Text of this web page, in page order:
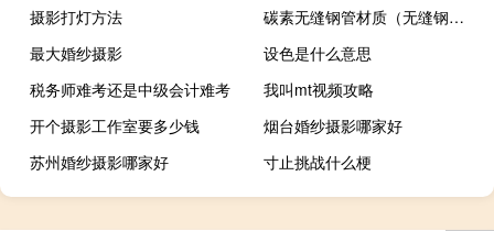
摄影打灯方法
碳素无缝钢管材质（无缝钢管材质）
最大婚纱摄影
设色是什么意思
税务师难考还是中级会计难考
我叫mt视频攻略
开个摄影工作室要多少钱
烟台婚纱摄影哪家好
苏州婚纱摄影哪家好
寸止挑战什么梗